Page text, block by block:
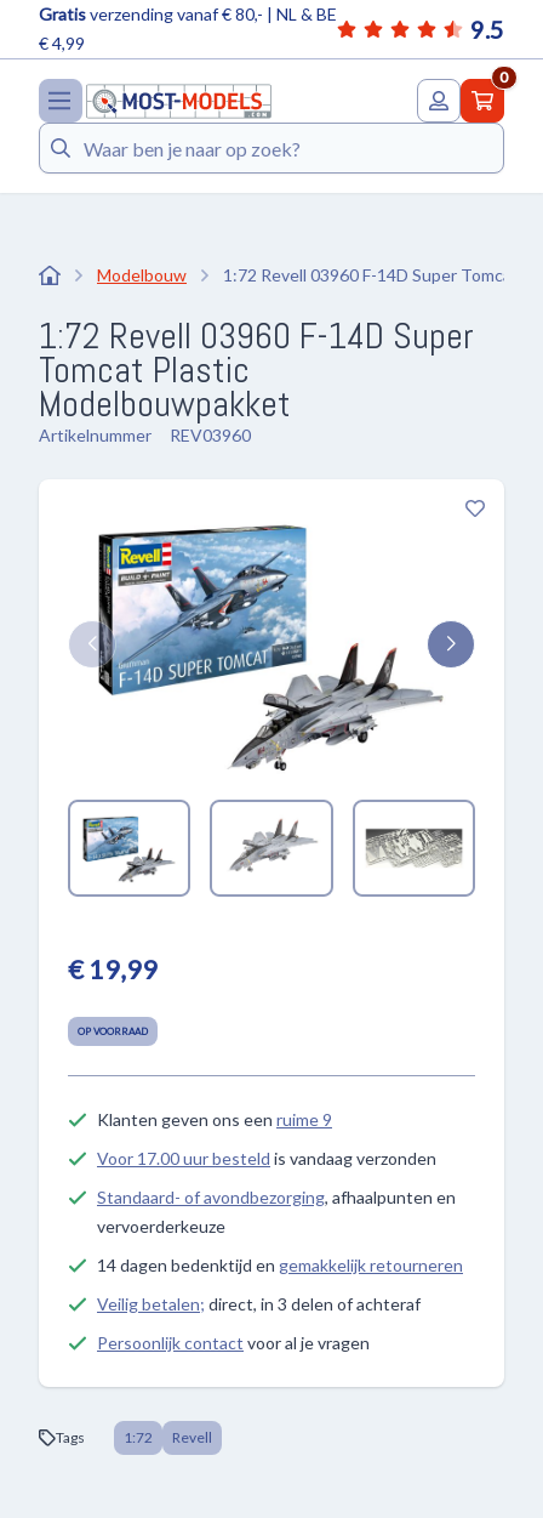
9.5
Gratisverzending vanaf € 80,- | NL & BE
€ 4,99
0
Zoeken
Modelbouw 1:72 Revell 03960 F-14D Super Tomcat
1:72 Revell 03960 F-14D Super
Tomcat Plastic
Modelbouwpakket
Artikelnummer REV03960
€ 19,99
OP VOORRAAD
Klanten geven ons een ruime 9
Voor 17.00 uur besteld is vandaag verzonden
Standaard- of avondbezorging, afhaalpunten en
vervoerderkeuze
14 dagen bedenktijd en gemakkelijk retourneren
Veilig betalen; direct, in 3 delen of achteraf
Persoonlijk contact voor al je vragen
Tags 1:72 Revell